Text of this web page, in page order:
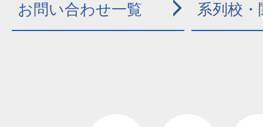
お問い合わせ一覧 系列校